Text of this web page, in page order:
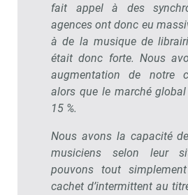
fait appel à des
agences ont donc eu
à de la musique de
était donc forte. Nous
augmentation de notre
alors que le marché
15 %.
Nous avons la capacité
musiciens selon leur
pouvons tout
cachet d’intermittent au